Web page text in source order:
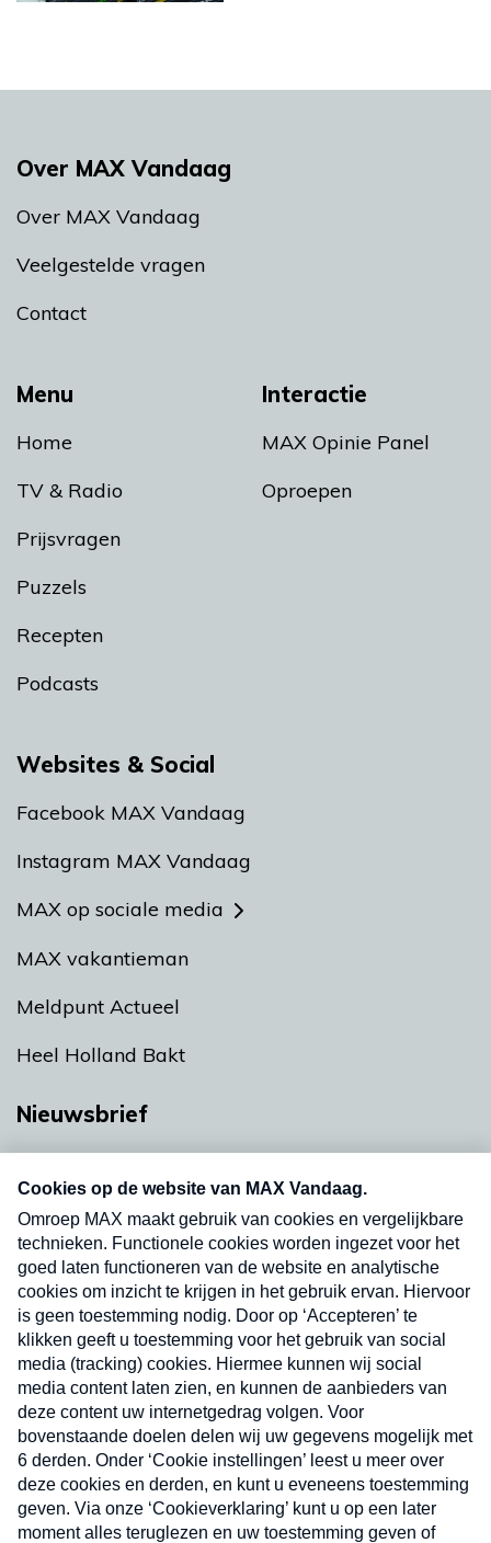
Menu
Home
TV & Radio
Prijsvragen
Puzzels
Recepten
Podcasts
Interactie
MAX Opinie Panel
Oproepen
Over MAX Vandaag
Over MAX Vandaag
Veelgestelde vragen
Contact
Websites & Social
Facebook MAX Vandaag
Instagram MAX Vandaag
MAX op sociale media
MAX vakantieman
Meldpunt Actueel
Heel Holland Bakt
Nieuwsbrief
nieuwsbrief. Elke vrijdag- en dinsdagochtend in
uw mailbox.
Verzend
Nieuwsbrief
Neem hier een gratis abonnement op onze